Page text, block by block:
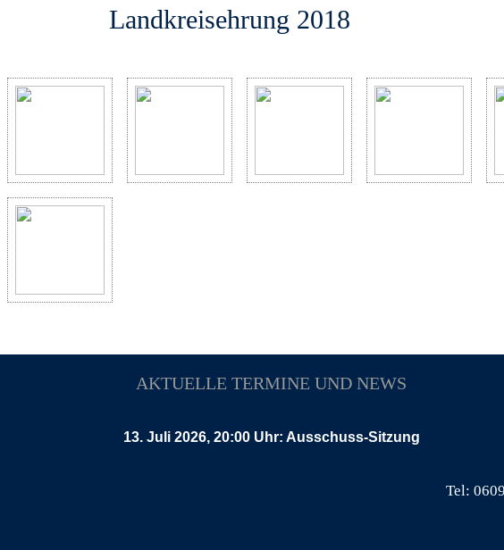
Landkreisehrung 2018
AKTUELLE TERMINE UND NEWS
13. Juli 2026, 20:00 Uhr: Ausschuss-Sitzung
Tel: